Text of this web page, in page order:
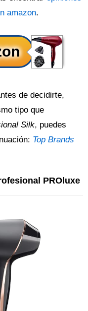
amazon.
de decidirte,
tipo que
Silk, puedes
Top Brands
PROluxe